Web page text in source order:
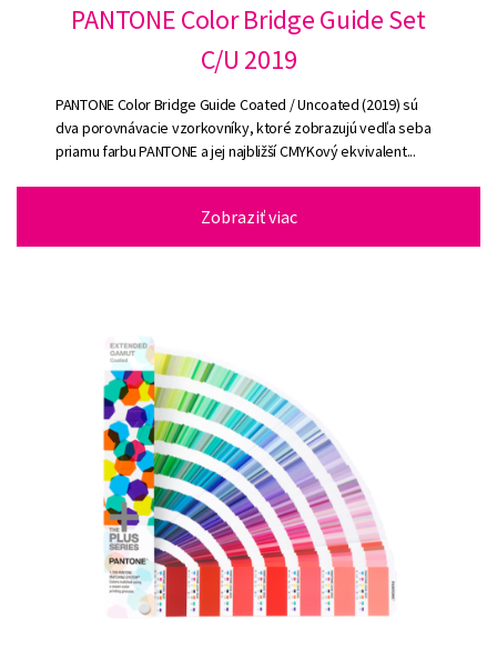
PANTONE Color Bridge Guide Set
C/U 2019
PANTONE Color Bridge Guide Coated / Uncoated (2019) sú
dva porovnávacie vzorkovníky, ktoré zobrazujú vedľa seba
priamu farbu PANTONE a jej najbližší CMYKový ekvivalent...
Zobraziť viac